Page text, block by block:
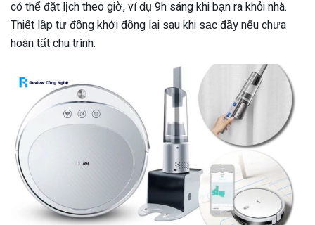
có thể đặt lịch theo giờ, ví dụ 9h sáng khi bạn ra khỏi nhà.
Thiết lập tự động khởi động lại sau khi sạc đầy nếu chưa
hoàn tất chu trình.